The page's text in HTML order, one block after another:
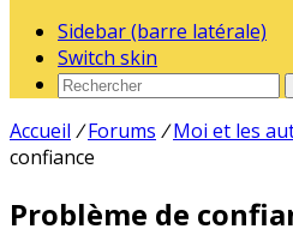
Sidebar (barre latérale)
Switch skin
Accueil / Forums / Moi et les
confiance
Problème de